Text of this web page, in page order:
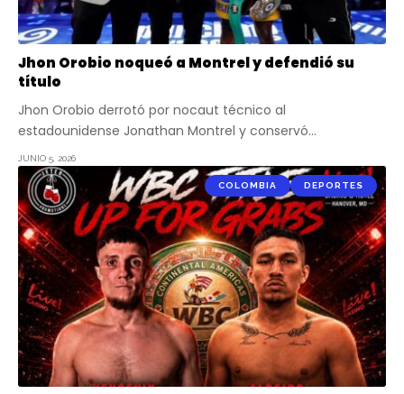
Jhon Orobio noqueó a Montrel y defendió su
título
Jhon Orobio derrotó por nocaut técnico al
estadounidense Jonathan Montrel y conservó…
JUNIO 5, 2026
COLOMBIA DEPORTES